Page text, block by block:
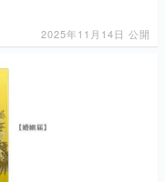
2025年11月14日 公開